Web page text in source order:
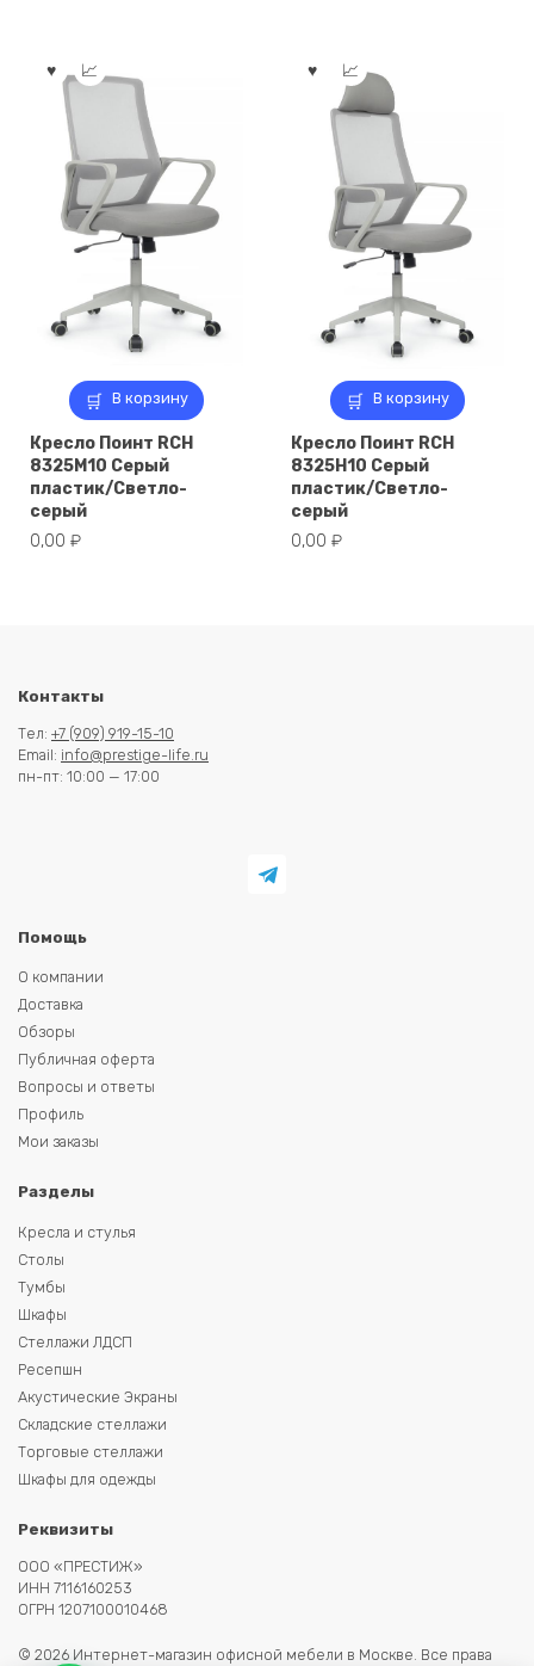
В корзину
Кресло Поинт RCH
8325M10 Серый
пластик/Светло-
серый
0,00 ₽
В корзину
Кресло Поинт RCH
8325H10 Серый
пластик/Светло-
серый
0,00 ₽
Контакты
Тел: +7 (909) 919-15-10
Email: info@prestige-life.ru
пн-пт: 10:00 — 17:00
Помощь
О компании
Доставка
Обзоры
Публичная оферта
Вопросы и ответы
Профиль
Мои заказы
Разделы
Кресла и стулья
Столы
Тумбы
Шкафы
Стеллажи ЛДСП
Ресепшн
Акустические Экраны
Складские стеллажи
Торговые стеллажи
Шкафы для одежды
Реквизиты
ООО «ПРЕСТИЖ»
ИНН 7116160253
ОГРН 1207100010468
© 2026 Интернет-магазин офисной мебели в Москве. Все права